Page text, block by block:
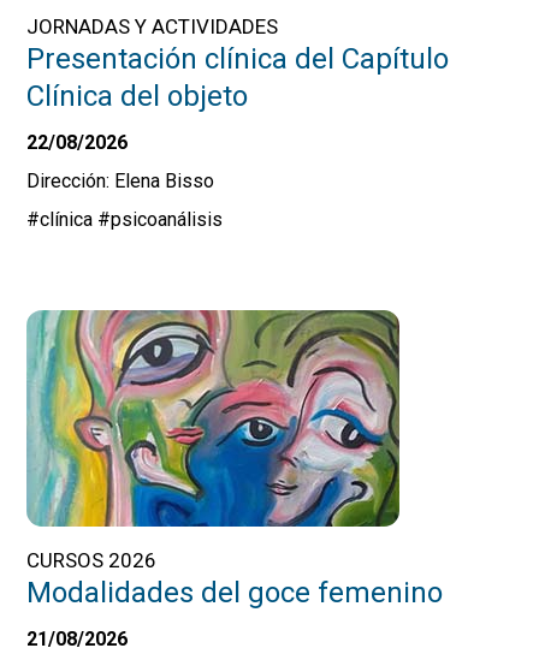
JORNADAS Y ACTIVIDADES
Presentación clínica del Capítulo
Clínica del objeto
22/08/2026
Dirección: Elena Bisso
#clínica #psicoanálisis
CURSOS 2026
Modalidades del goce femenino
21/08/2026